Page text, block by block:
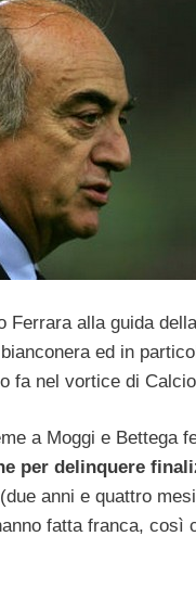
alla guida
ed in
fa nel vortice di
a Moggi e Bettega
per delinquere
anni e quattro
fatta franca,